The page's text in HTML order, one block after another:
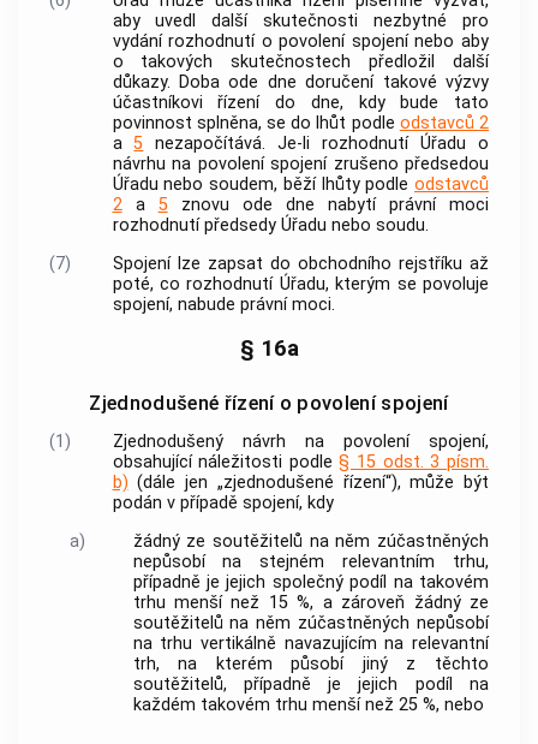
aby uvedl další skutečnosti nezbytné pro
vydání rozhodnutí o povolení spojení nebo aby
o takových skutečnostech předložil další
důkazy. Doba ode dne doručení takové výzvy
účastníkovi řízení do dne, kdy bude tato
povinnost splněna, se do lhůt podle odstavců 2
a5 nezapočítává. Je-li rozhodnutí Úřadu o
návrhu na povolení spojení zrušeno předsedou
Úřadu nebo soudem, běží lhůty podle odstavců
2a 5znovu ode dne nabytí právní moci
rozhodnutí předsedy Úřadu nebo soudu.
(7)
Spojení lze zapsat do obchodního rejstříku až
poté, co rozhodnutí Úřadu, kterým se povoluje
spojení, nabude právní moci.
§ 16a
Zjednodušené řízení o povolení spojení
(1)
Zjednodušený návrh na povolení spojení,
obsahující náležitosti podle§ 15 odst. 3 písm.
b) (dále jen „zjednodušené řízení“), může být
podán v případě spojení, kdy
a)
žádný ze soutěžitelů na něm zúčastněných
nepůsobí na stejnémrelevantním trhu,
případně je jejich společný podíl na takovém
trhu menší než 15 %, a zároveň žádný ze
soutěžitelů na něm zúčastněných nepůsobí
na trhu vertikálně navazujícím na relevantní
trh, na kterém působí jiný z těchto
soutěžitelů, případně je jejich podíl na
každém takovém trhu menší než 25 %, nebo